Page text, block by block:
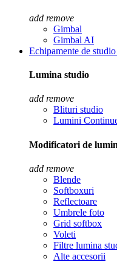
add remove
Gimbal
Gimbal AI
Echipamente de studio
Lumina studio
add remove
Blituri studio
Lumini
Modificatori de
add remove
Blende
Softboxuri
Reflectoare
Umbrele foto
Grid softbox
Voleti
Filtre lumina
Alte accesorii